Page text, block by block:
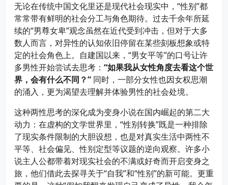
无论在传统中国文化里还是现代社会现实中，“性别”都
常常带有鲜明的社会分工与角色期待。过去千余年所延
续的“男尊女卑”观念虽然在近代受到冲击，但对于大多
数人而言，对异性的认知依旧停留在某些刻板想象或特
定的社会角色上。自建国以来，“男女平等”的口号让许
多男性开始尝试去思考： “如果我从女性角度去看这个世
界，会有什么不同？” 同时，一部分女性也因女权思潮
的涌入，更为渴望去理解并体验男性的社会处境。
这种两性思考的深化成为变身小说在国内崛起的第二大
动力：在虚构的文学世界里，“性别转换”既是一种排除
了现实条件限制的大胆设想，也是对真实生活中两性不
平等、社会偏见、性别定型等议题的逆向观察。许多小
说主人公都带着对现实社会的不满或好奇而开启变身之
旅，他们借此去探寻关于“自我”和“性别”的新可能。更重